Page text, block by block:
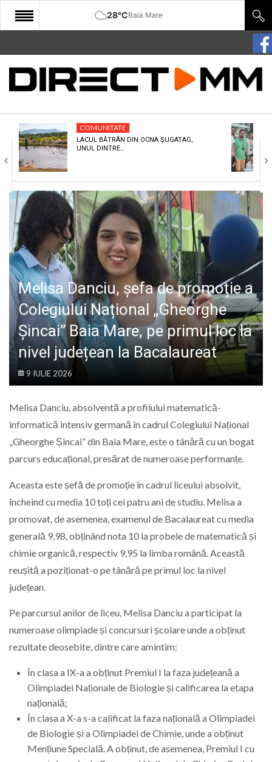
28°CBaia Mare
START
COMUNITATE
CULTURA
ECONOMIE
SANATATE
SPORT
SPECIAL
POLITIC
LIFE
COMUNITATE
LACUL BĂTRÂN DIN OCNA ȘUGATAG,
UNUL DINTRE…
Melisa Danciu, șefa de promoție a
Colegiului Național „Gheorghe
Șincai” Baia Mare, pe primul loc la
nivel județean la Bacalaureat
9 IULIE 2026
Melisa Danciu, absolventă a profilului matematică-
informatică intensiv germană în cadrul Colegiului Național
„Gheorghe Șincai” din Baia Mare, este o tânără cu un bogat
parcurs educațional, presărat de numeroase performanțe.
Aceasta este șefă de promoție în cadrul liceului absolvit,
încheind cu media 10 toți cei patru ani de studiu. Melisa a
promovat, de asemenea, examenul de Bacalaureat cu media
generală 9,98, obținând nota 10 la probele de matematică și
chimie organică, respectiv 9,95 la limba română. Această
reușită a poziționat-o pe tânără pe primul loc la nivel
județean.
Pe parcursul anilor de liceu, Melisa Danciu a participat la
numeroase olimpiade și concursuri școlare unde a obținut
rezultate deosebite, dintre care amintim:
În clasa a IX-a a obținut Premiul I la faza județeană a
Olimpiadei Naționale de Biologie și calificarea la etapa
națională;
În clasa a X-a s-a calificat la faza națională a Olimpiadei
de Biologie și a Olimpiadei de Chimie, unde a obținut
Mențiune Specială. A obținut, de asemenea, Premiul I cu